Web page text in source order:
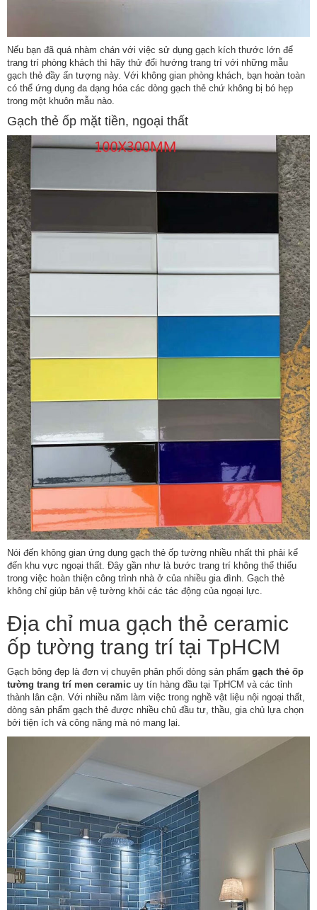
Nếu bạn đã quá nhàm chán với việc sử dụng gạch kích thước lớn để
trang trí phòng khách thì hãy thử đổi hướng trang trí với những mẫu
gạch thẻ đầy ấn tượng này. Với không gian phòng khách, bạn hoàn toàn
có thể ứng dụng đa dạng hóa các dòng gạch thẻ chứ không bị bó hẹp
trong một khuôn mẫu nào.
Gạch thẻ ốp mặt tiền, ngoại thất
Nói đến không gian ứng dụng gạch thẻ ốp tường nhiều nhất thì phải kể
đến khu vực ngoại thất. Đây gần như là bước trang trí không thể thiếu
trong việc hoàn thiện công trình nhà ở của nhiều gia đình. Gạch thẻ
không chỉ giúp bản vệ tường khỏi các tác động của ngoại lực.
Địa chỉ mua gạch thẻ ceramic
ốp tường trang trí tại TpHCM
Gạch bông đẹp là đơn vị chuyên phân phối dòng sản phẩm gạch thẻ ốp
tường trang trí men ceramic uy tín hàng đầu tại TpHCM và các tỉnh
thành lân cận. Với nhiều năm làm việc trong nghề vật liệu nội ngoại thất,
dòng sản phẩm gạch thẻ được nhiều chủ đầu tư, thầu, gia chủ lựa chọn
bởi tiện ích và công năng mà nó mang lại.